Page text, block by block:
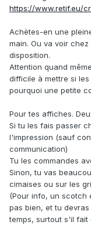
https://www.retif.eu/
Achètes-en une
main. Ou va voir
disposition.
Attention quand
difficile à mettre si
pourquoi une petite
Pour tes affiches.
Si tu les fais passer
l'impression (sauf
communication)
Tu les commandes
Sinon, tu vas
cimaises ou sur les
(Pour info, un scotch
pas bien, et tu
temps, surtout s'il fait